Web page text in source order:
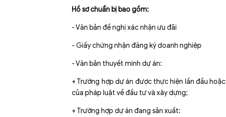
Hồ sơ chuẩn bị bao gồm:
-Văn bản đề nghị xác nhận ưu đãi
- Giấy chứng nhận đăng ký doanh nghiệp
- Văn bản thuyết minh dự án:
+ Trường hợp dự án được thực hiện lần đầu
của pháp luật về đầu tư và xây dựng;
+ Trường hợp dự án đang sản xuất: